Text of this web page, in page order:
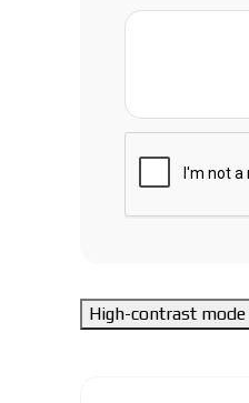
High-contrast mode